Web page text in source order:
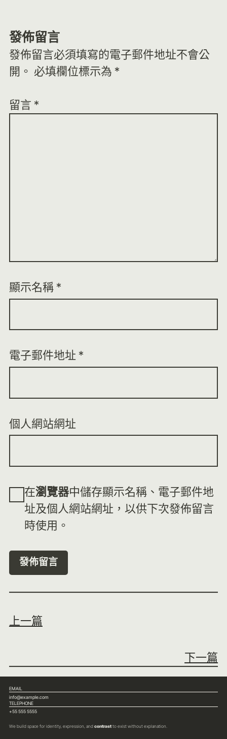
發佈留言
發佈留言必須填寫的電子郵件地址不會公
開。 必填欄位標示為 *
留言 *
顯示名稱 *
電子郵件地址 *
個人網站網址
在瀏覽器中儲存顯示名稱、電子郵件地
址及個人網站網址，以供下次發佈留言
時使用。
上一篇
下一篇
EMAIL
info@example.com
TELEPHONE
+55 555 5555
We build space for identity, expression, and contrastto exist without explanation.